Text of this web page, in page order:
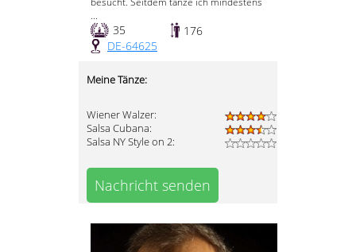
...
35
176
DE-64625
Meine Tänze:
Wiener Walzer:
Salsa Cubana:
Salsa NY Style on 2:
Nachricht senden